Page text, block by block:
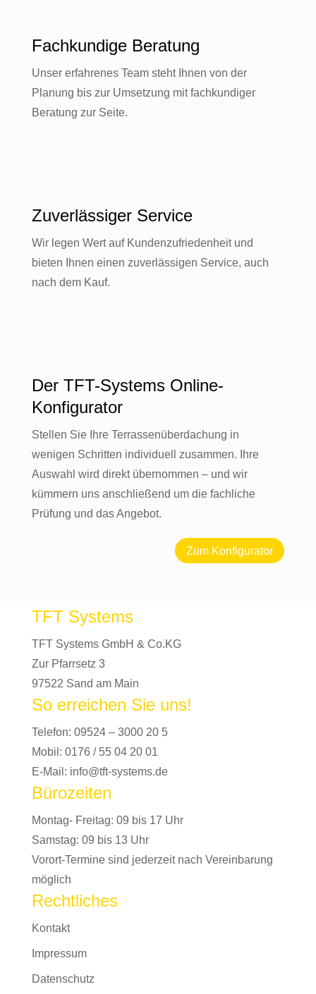
Fachkundige Beratung
Unser erfahrenes Team steht Ihnen von der
Planung bis zur Umsetzung mit fachkundiger
Beratung zur Seite.
Zuverlässiger Service
Wir legen Wert auf Kundenzufriedenheit und
bieten Ihnen einen zuverlässigen Service, auch
nach dem Kauf.
Der TFT-Systems Online-
Konfigurator
Stellen Sie Ihre Terrassenüberdachung in
wenigen Schritten individuell zusammen. Ihre
Auswahl wird direkt übernommen – und wir
kümmern uns anschließend um die fachliche
Prüfung und das Angebot.
Zum Konfigurator
TFT Systems
TFT Systems GmbH & Co.KG
Zur Pfarrsetz 3
97522 Sand am Main
So erreichen Sie uns!
Telefon: 09524 – 3000 20 5
Mobil: 0176 / 55 04 20 01
E-Mail: info@tft-systems.de
Bürozeiten
Montag- Freitag: 09 bis 17 Uhr
Samstag: 09 bis 13 Uhr
Vorort-Termine sind jederzeit nach Vereinbarung
möglich
Rechtliches
Kontakt
Impressum
Datenschutz